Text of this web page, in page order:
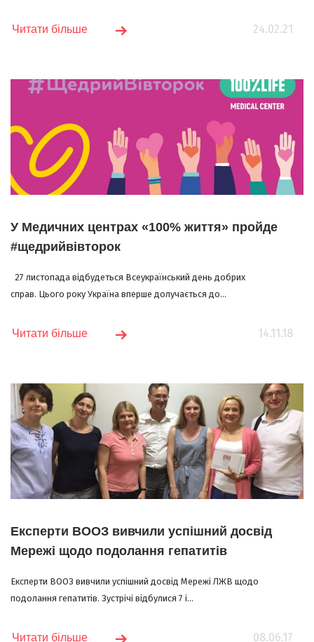
24.02.21
Читати більше
У Медичних центрах «100% життя» пройде
#щедрийвівторок
27 листопада відбудеться Всеукраїнський день добрих
справ. Цього року Україна вперше долучається до...
14.11.18
Читати більше
Експерти ВООЗ вивчили успішний досвід
Мережі щодо подолання гепатитів
Експерти ВООЗ вивчили успішний досвід Мережі ЛЖВ щодо
подолання гепатитів. Зустрічі відбулися 7 і...
08.06.17
Читати більше